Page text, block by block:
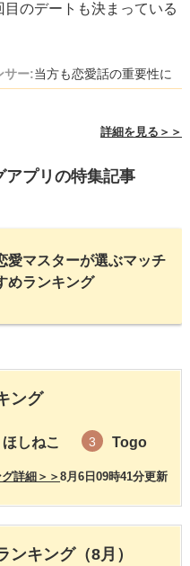
のデートも決まっている
サー:当方も恋愛話の重要性に
詳細を見る＞＞
アプリの特集記事
愛マスターが選ぶマッチ
めランキング
ング
ほしねこ 3 Togo
8月6日09時41分更新
詳細＞＞
ンキング（8月）